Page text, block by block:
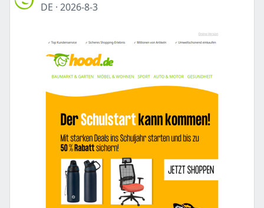
DE · 2026-8-3